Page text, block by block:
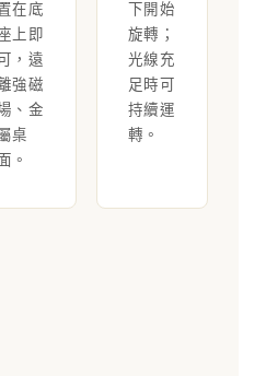
在底
上即
可，遠
強磁
、金
桌
。
下開始
旋轉；
光線充
足時可
持續運
轉。